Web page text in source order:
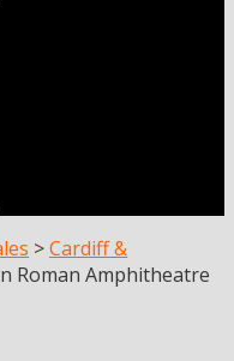
>Cardiff &
Roman Amphitheatre